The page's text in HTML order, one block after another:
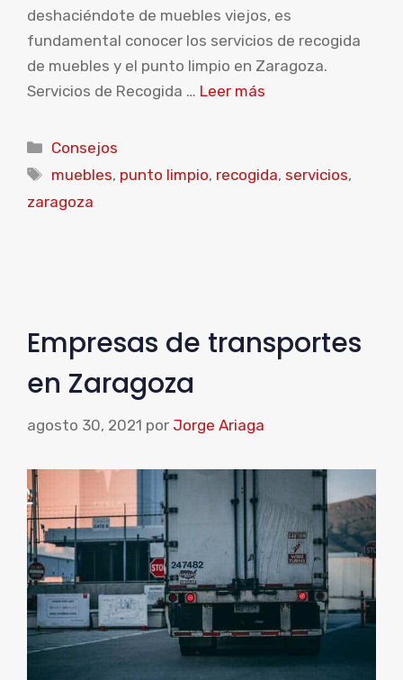
deshaciéndote de muebles viejos, es
fundamental conocer los servicios de recogida
de muebles y el punto limpio en Zaragoza.
Servicios de Recogida … Leer más
Categorías
Consejos
Etiquetas
muebles, punto limpio, recogida, servicios,
zaragoza
Empresas de transportes
en Zaragoza
agosto 30, 2021 por Jorge Ariaga